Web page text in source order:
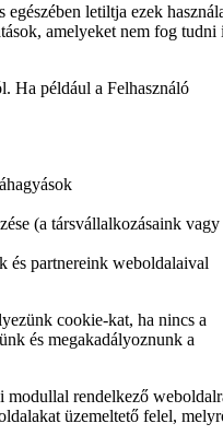
letiltja ezek
amelyeket nem fog tudni
Ha például a Felhasználó
(a társvállalkozásaink vagy
és partnereink weboldalaival
cookie-kat, ha nincs a
és megakadályoznunk a
modullal rendelkező
üzemeltető felel,